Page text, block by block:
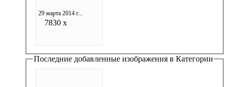
29 марта 2014 г...
7830 x
Последние добавленные изображения в Категории